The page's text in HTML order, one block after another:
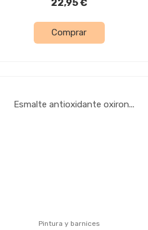
22,95 €
Comprar
Pintura y barnices